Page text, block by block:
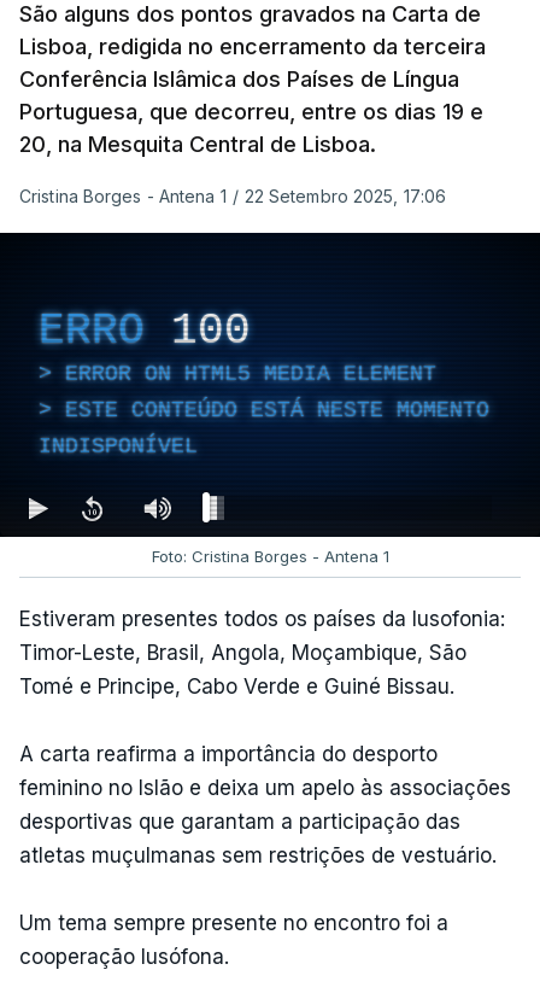
São alguns dos pontos gravados na Carta de
Lisboa, redigida no encerramento da terceira
Conferência Islâmica dos Países de Língua
Portuguesa, que decorreu, entre os dias 19 e
20, na Mesquita Central de Lisboa.
Cristina Borges - Antena 1 / 22 Setembro 2025, 17:06
ERRO 100
ERROR ON HTML5 MEDIA ELEMENT
ESTE CONTEÚDO ESTÁ NESTE MOMENTO
INDISPONÍVEL
Foto: Cristina Borges - Antena 1
Estiveram presentes todos os países da lusofonia:
Timor-Leste, Brasil, Angola, Moçambique, São
Tomé e Principe, Cabo Verde e Guiné Bissau.
A carta reafirma a importância do desporto
feminino no Islão e deixa um apelo às associações
desportivas que garantam a participação das
atletas muçulmanas sem restrições de vestuário.
Um tema sempre presente no encontro foi a
cooperação lusófona.